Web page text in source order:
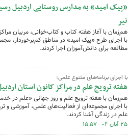
«پیک امید» به مدارس روستایی اردبیل
نیر
هم‌زمان با آغاز هفته کتاب و کتاب‌خوانی، مربیان
با اجرای طرح «پیک امید» در مناطق کم‌برخوردار،
مطالعه برای دانش‌آموزان اجرا کردند.
با اجرای برنامه‌های متنوع علمی؛
هفته ترویج علم در مراکز کانون استان
هم‌زمان با هفته ترویج علم و روز جهانی «علم در
با اجرای مجموعه‌ای از فعالیت‌های علمی، آموزشی و
علم در زندگی آشنا کردند.
۲۵ آبان ۰۴ - ۱۵:۵۷